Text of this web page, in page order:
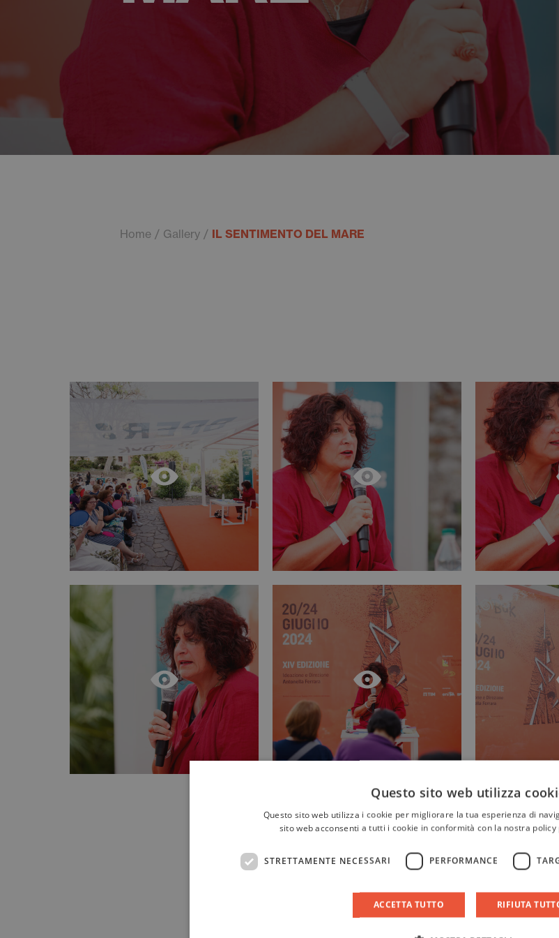
Home Gallery IL SENTIMENTO DEL MARE
Questo sito web utilizza
Questo sito web utilizza i cookie per migliorare la tua esperienza di
sito web acconsenti a tutti i cookie in conformità con la nostra policy
STRETTAMENTE NECESSARI PERFORMANCE
ACCETTA TUTTO RIFIUTA